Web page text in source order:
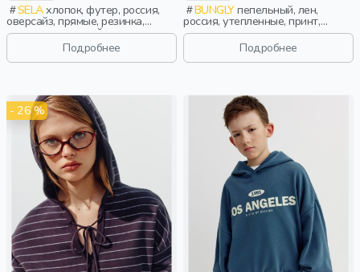
SELAхлопок, футер, россия,
оверсайз, прямые, резинка,
длинные, длинный рукав,
капюшон, манжета, свободные,
принт, девочки, дети
Подробнее
BUNGLYпепельный, лен,
россия, утепленные, принт,
актив, девочки, школьники,
подростки, детиПодробнее
- 26 %